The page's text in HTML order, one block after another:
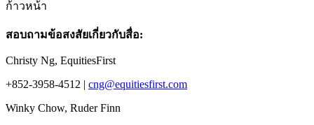
ก้าวหน้า
สอบถามข้อสงสัยเกี่ยวกับสื่อ:
Christy Ng, EquitiesFirst
+852-3958-4512 | cng@equitiesfirst.com
Winky Chow, Ruder Finn